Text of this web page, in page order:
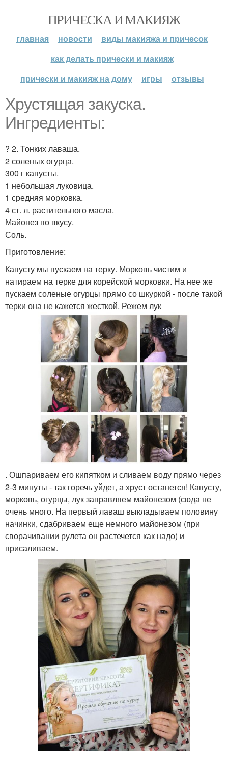
ПРИЧЕСКА И МАКИЯЖ
главная новости
виды макияжа и причесок
как делать прически и макияж
прически и макияж на дому
игры отзывы
Хрустящая закуска.
Ингредиенты:
? 2. Тонких лаваша.
2 соленых огурца.
300 г капусты.
1 небольшая луковица.
1 средняя морковка.
4 ст. л. растительного масла.
Майонез по вкусу.
Соль.
Приготовление:
Капусту мы пускаем на терку. Морковь чистим и
натираем на терке для корейской морковки. На нее же
пускаем соленые огурцы прямо со шкуркой - после такой
терки она не кажется жесткой. Режем лук
. Ошпариваем его кипятком и сливаем воду прямо через
2-3 минуты - так горечь уйдет, а хруст останется! Капусту,
морковь, огурцы, лук заправляем майонезом (сюда не
очень много. На первый лаваш выкладываем половину
начинки, сдабриваем еще немного майонезом (при
сворачивании рулета он растечется как надо) и
присаливаем.